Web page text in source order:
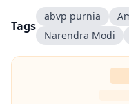
Tags
abvp purnia
Narendra Modi